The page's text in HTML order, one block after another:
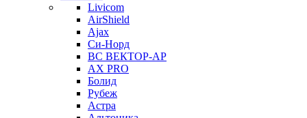
Livicom
AirShield
Ajax
Си-Норд
ВС ВЕКТОР-АР
AX PRO
Болид
Рубеж
Астра